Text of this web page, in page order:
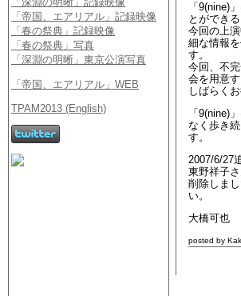
「9(nine)
とができ
今回の上
細な情報
す。
今回、不
会を用意
しばらく
「9(nine)
なく歩き
す。
2007/6/27
東野祥子
削除しま
い。
大橋可也
posted by